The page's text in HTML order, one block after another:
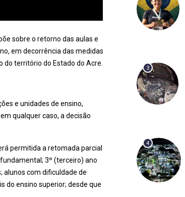
sobre o retorno das aulas e
em decorrência das medidas
território do Estado do Acre.
e unidades de ensino,
qualquer caso, a decisão
permitida a retomada parcial
3º (terceiro) ano
alunos com dificuldade de
do ensino superior; desde que
3
4